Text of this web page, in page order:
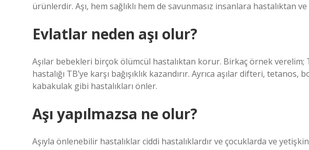
ürünlerdir. Aşı, hem sağlıklı hem de savunmasız insanlara hastalıktan
Evlatlar neden aşı olur?
Aşılar bebekleri birçok ölümcül hastalıktan korur. Birkaç örnek
hastalığı TB’ye karşı bağışıklık kazandırır. Ayrıca aşılar difteri, tetanos,
kabakulak gibi hastalıkları önler.
Aşı yapılmazsa ne olur?
Aşıyla önlenebilir hastalıklar ciddi hastalıklardır ve çocuklarda ve